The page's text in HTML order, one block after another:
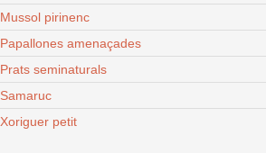
Mussol pirinenc
Papallones amenaçades
Prats seminaturals
Samaruc
Xoriguer petit